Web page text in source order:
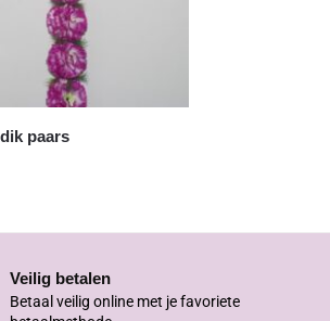
paars
Veilig betalen
Betaal veilig online met je favoriete